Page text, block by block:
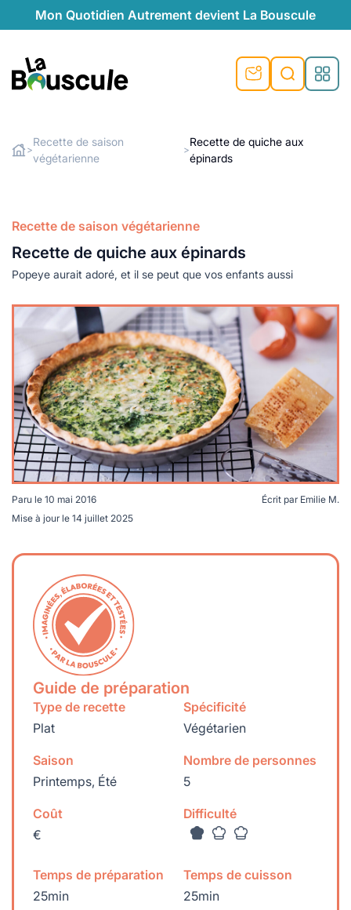
Mon Quotidien Autrement devient La Bouscule
au naturel
végétariennes
locales
plus de recyclage
durables
beauté naturelle
naturel
de recyclage
témoignages
saison
responsables
douce
Rechercher
>
Recette de saison
végétarienne
>
Recette de quiche aux
épinards
Recette de saison végétarienne
Recette de quiche aux épinards
Popeye aurait adoré, et il se peut que vos enfants aussi
Paru le 10 mai 2016
Mise à jour le 14 juillet 2025
Écrit par Emilie M.
Guide de préparation
Type de recette
Plat
Spécificité
Végétarien
Saison
Printemps, Été
Nombre de personnes
5
Coût
€
Difficulté
Temps de préparation
25min
Temps de cuisson
25min